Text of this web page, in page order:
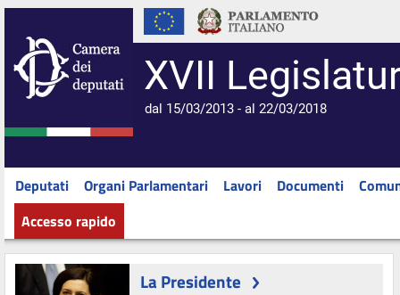
XVII
dal 15/03/2013 - al 22/03/2018
Deputati Organi Parlamentari Lavori Documenti
Accesso rapido
La Presidente